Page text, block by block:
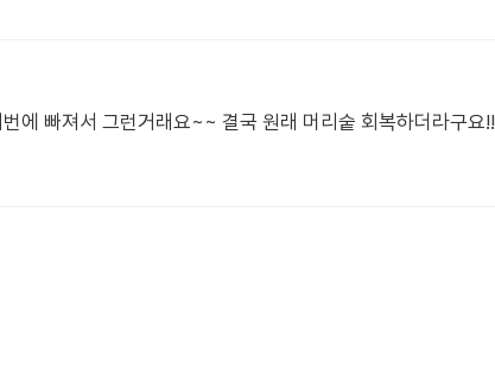
에 빠져서 그런거래요~~ 결국 원래 머리숱 회복하더라구요!!